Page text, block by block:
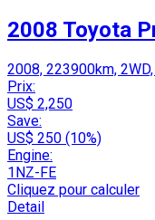
2008 Toyota
2008, 223900km,
Prix:
US$ 2,250
Save:
US$ 250 (10%)
Engine:
1NZ-FE
Cliquez pour calculer
Detail